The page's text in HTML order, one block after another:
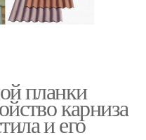
планки
карниза
и его